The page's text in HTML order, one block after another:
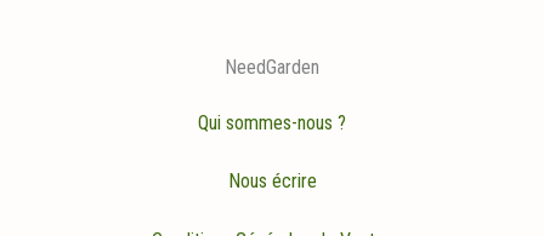
NeedGarden
Qui sommes-nous ?
Nous écrire